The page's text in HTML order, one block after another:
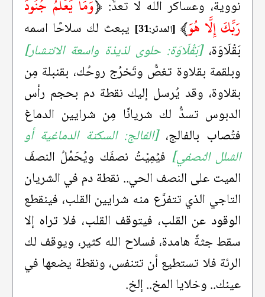
نووية، وعساكر الله لا تعدُّ: ﴿وَمَا يَعْلَمُ جُنُودَ
رَبِّكَ إِلَّا هُوَ﴾ [المدثر:31]
يبعث لك سلاحًا اسمه
بَقْلَاوَة،[بَقْلَاوَة: حلوى لذيذة واسعة الانتشار]
وبلقمة بقلاوة تغصُّ وتَخرُج روحُك، بقنبلة مِن
بقلاوة، وقد يُرسل إليك نقطة دم بحجم رأس
الدبوس تسدُّ لك شريانًا مِن شرايين الدماغ
فتُصاب بالفالج،[الفالج: السكتة الدماغية أو
الشلل النصفي] فيُمِيْتُ نصفَك ويُحَمِّلُ النصفَ
الميت على النصف الحي.. نقطة دم في الشريان
التاجي الذي تتفرَّع منه شرايين القلب، فينقطع
الوقود عن القلب، فيتوقف القلب، فلا تراه إلا
سقط جثةً هامدة، فسلاح الله كثير، ويوقف لك
الرئة فلا تستطيع أن تتنفس، ونقطة يضعها في
عينك.. وخلايا المخ.. إلخ.